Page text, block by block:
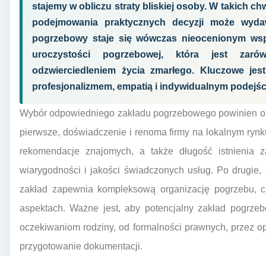
stajemy w obliczu straty bliskiej osoby. W takich
podejmowania praktycznych decyzji może
pogrzebowy staje się wówczas nieocenionym
uroczystości pogrzebowej, która jest
odzwierciedleniem życia zmarłego. Kluczowe
profesjonalizmem, empatią i indywidualnym
Wybór odpowiedniego zakładu pogrzebowego powinien
pierwsze, doświadczenie i renoma firmy na lokalnym
rekomendacje znajomych, a także długość istnienia
wiarygodności i jakości świadczonych usług. Po
zakład zapewnia kompleksową organizację
aspektach. Ważne jest, aby potencjalny zakład
oczekiwaniom rodziny, od formalności prawnych, przez
przygotowanie dokumentacji.